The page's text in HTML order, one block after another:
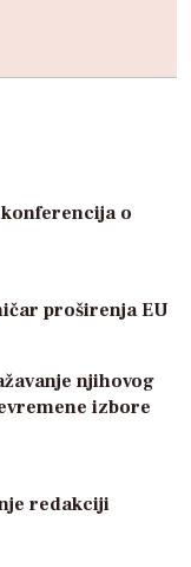
o
proširenja EU
njihovog
izbore
redakciji